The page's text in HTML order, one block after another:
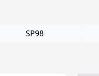
SP98